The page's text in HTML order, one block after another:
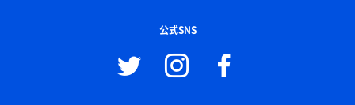
公式SNS